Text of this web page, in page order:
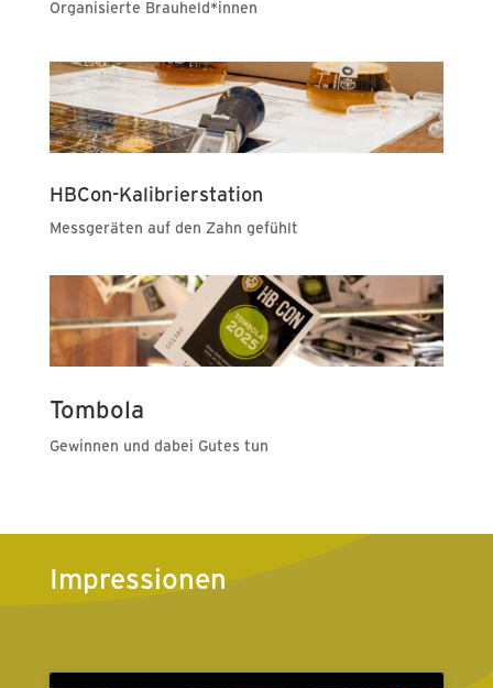
Organisierte Brauheld*innen
HBCon-Kalibrierstation
Messgeräten auf den Zahn gefühlt
Tombola
Gewinnen und dabei Gutes tun
Impressionen